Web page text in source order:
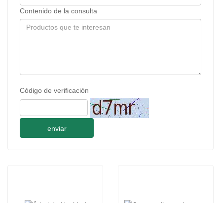
Contenido de la consulta
Código de verificación
enviar